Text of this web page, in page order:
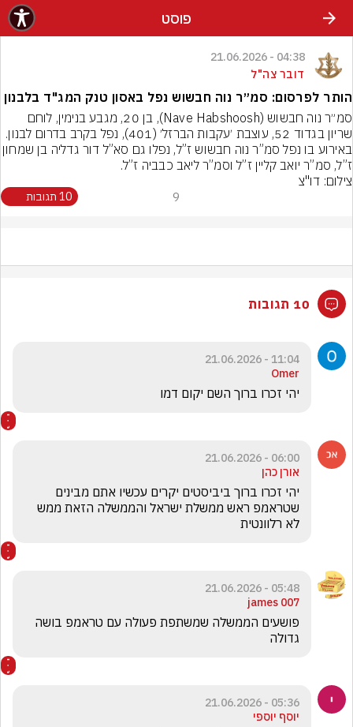
פוסט
04:38 - 21.06.2026
דובר צה"ל
הותר לפרסום: סמ״ר נוה חבשוש נפל באסון טנק המג"ד בלבנון
ז”ל, סמ”ר יואב קליין ז”ל וסמ”ר ליאב כבביה ז”ל.
צילום: דו"צ
9 10 תגובות
10 תגובות
11:04 - 21.06.2026
Omer
יהי זכרו ברוך השם יקום דמו
06:00 - 21.06.2026
אורן כהן
לא רלוונטית
05:48 - 21.06.2026
james 007
גדולה
05:36 - 21.06.2026
יוסף יוספי